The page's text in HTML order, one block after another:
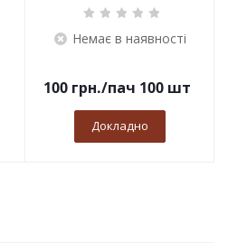
Немає в наявності
100грн./пач 100 шт
Докладно